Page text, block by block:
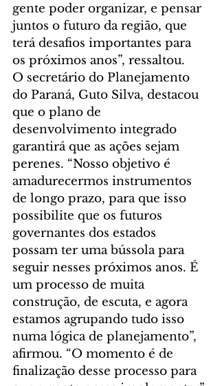
gente poder organizar, e pensar
juntos o futuro da região, que
terá desafios importantes para
os próximos anos”, ressaltou.
O secretário do Planejamento
do Paraná, Guto Silva, destacou
que o plano de
desenvolvimento integrado
garantirá que as ações sejam
perenes. “Nosso objetivo é
amadurecermos instrumentos
de longo prazo, para que isso
possibilite que os futuros
governantes dos estados
possam ter uma bússola para
seguir nesses próximos anos. É
um processo de muita
construção, de escuta, e agora
estamos agrupando tudo isso
numa lógica de planejamento”,
afirmou. “O momento é de
finalização desse processo para